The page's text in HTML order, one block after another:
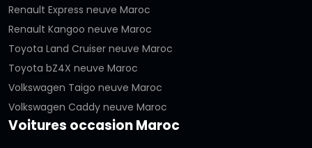
Renault Express neuve Maroc
Renault Kangoo neuve Maroc
Toyota Land Cruiser neuve Maroc
Toyota bZ4X neuve Maroc
Volkswagen Taigo neuve Maroc
Volkswagen Caddy neuve Maroc
Voitures occasion Maroc